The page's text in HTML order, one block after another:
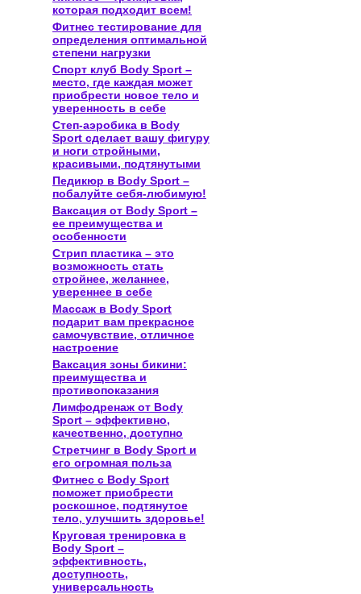
которая подходит всем!
Фитнес тестирование для
определения оптимальной
степени нагрузки
Спорт клуб Body Sport –
место, где каждая может
приобрести новое тело и
уверенность в себе
Степ-аэробика в Body
Sport сделает вашу фигуру
и ноги стройными,
красивыми, подтянутыми
Педикюр в Body Sport –
побалуйте себя-любимую!
Ваксация от Body Sport –
ее преимущества и
особенности
Стрип пластика – это
возможность стать
стройнее, желаннее,
увереннее в себе
Массаж в Body Sport
подарит вам прекрасное
самочувствие, отличное
настроение
Ваксация зоны бикини:
преимущества и
противопоказания
Лимфодренаж от Body
Sport – эффективно,
качественно, доступно
Стретчинг в Body Sport и
его огромная польза
Фитнес с Body Sport
поможет приобрести
роскошное, подтянутое
тело, улучшить здоровье!
Круговая тренировка в
Body Sport –
эффективность,
доступность,
универсальность